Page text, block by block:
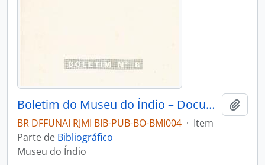
Boletim do Museu do Índio – Documentação – Nº 8
BR DFFUNAI RJMI BIB-PUB-BO-BMI004 · Item
Parte de Bibliográfico
Museu do Índio